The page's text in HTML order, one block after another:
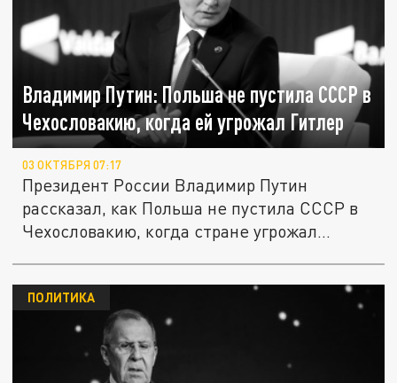
Владимир Путин: Польша не пустила СССР в
Чехословакию, когда ей угрожал Гитлер
03 ОКТЯБРЯ 07:17
Президент России Владимир Путин
рассказал, как Польша не пустила СССР в
Чехословакию, когда стране угрожал...
ПОЛИТИКА